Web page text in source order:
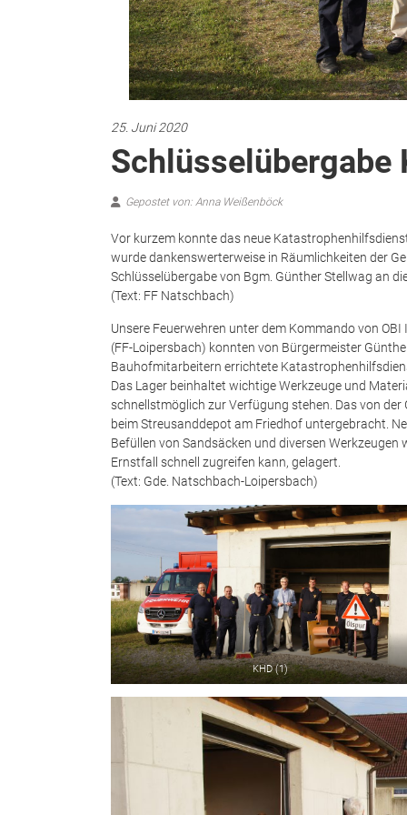
25. Juni 2020
Schlüsselübergabe
Gepostet von: Anna Weißenböck
Vor kurzem konnte das neue
wurde dankenswerterweise in Räumlichkeiten der
Schlüsselübergabe von Bgm. Günther Stellwag an
(Text: FF Natschbach)
Unsere Feuerwehren unter dem Kommando von
(FF-Loipersbach) konnten von Bürgermeister
Bauhofmitarbeitern errichtete
Das Lager beinhaltet wichtige Werkzeuge und
schnellstmöglich zur Verfügung stehen. Das von
beim Streusanddepot am Friedhof untergebracht.
Befüllen von Sandsäcken und diversen
Ernstfall schnell zugreifen kann, gelagert.
(Text: Gde. Natschbach-Loipersbach)
KHD (1)